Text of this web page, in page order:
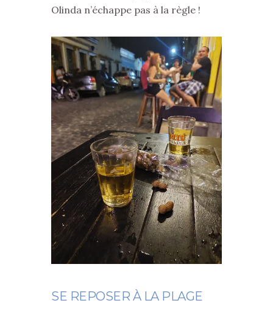
Olinda n’échappe pas à la règle !
SE REPOSER À LA PLAGE